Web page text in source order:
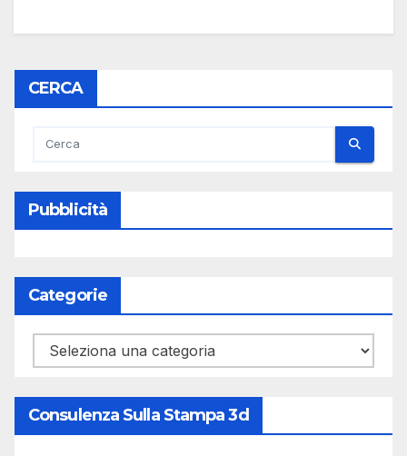
CERCA
Pubblicità
Categorie
Categorie
Consulenza Sulla Stampa 3d